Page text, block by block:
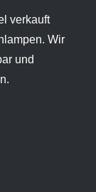
verkauft
Wir
und